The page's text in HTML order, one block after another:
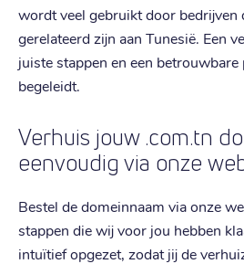
wordt veel gebruikt door bedrijven
gerelateerd zijn aan Tunesië. Een
juiste stappen en een
begeleidt.
Verhuis jouw .com.tn
eenvoudig via onze
Bestel de domeinnaam via onze
stappen die wij voor jou hebben
intuïtief opgezet, zodat jij de